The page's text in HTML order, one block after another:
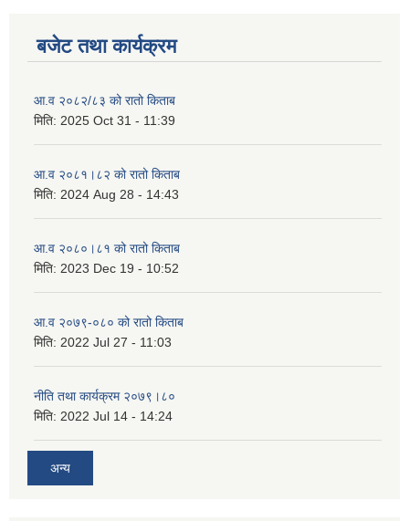
बजेट तथा कार्यक्रम
आ.व २०८२/८३ को रातो किताब
मिति: 2025 Oct 31 - 11:39
आ.व २०८१।८२ को रातो किताब
मिति: 2024 Aug 28 - 14:43
आ.व २०८०।८१ को रातो किताब
मिति: 2023 Dec 19 - 10:52
आ.व २०७९-०८० को रातो किताब
मिति: 2022 Jul 27 - 11:03
नीति तथा कार्यक्रम २०७९।८०
मिति: 2022 Jul 14 - 14:24
अन्य